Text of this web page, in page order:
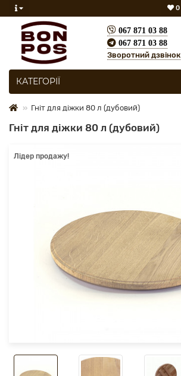
0
067 871 03 88
067 871 03 88
Зворотний дзвінок
Скрізь
КАТЕГОРІЇ
Гніт для діжки 80 л (дубовий)
Гніт для діжки 80 л (дубовий)
Лідер продажу!